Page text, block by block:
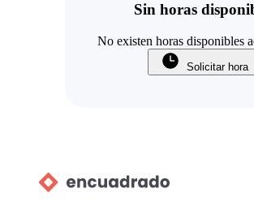
Sin horas
No existen horas disponibles
Solicitar hora